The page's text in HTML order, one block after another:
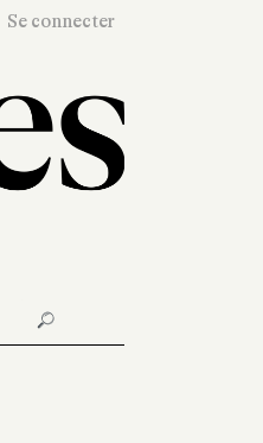
Se connecter
🔎